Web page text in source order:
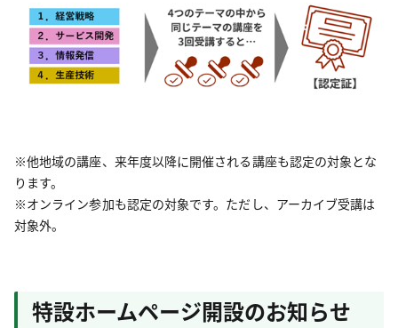
※他地域の講座、来年度以降に開催される講座も認定の対象とな
ります。
※オンライン参加も認定の対象です。ただし、アーカイブ受講は
対象外。
特設ホームページ開設のお知らせ